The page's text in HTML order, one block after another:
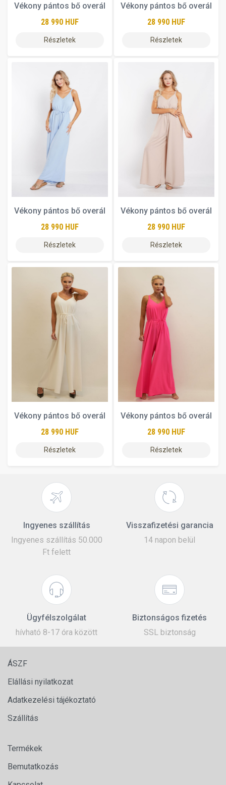
Vékony pántos bő overál
28 990 HUF
Részletek
Vékony pántos bő overál
28 990 HUF
Részletek
Vékony pántos bő overál
28 990 HUF
Részletek
Vékony pántos bő overál
28 990 HUF
Részletek
Vékony pántos bő overál
28 990 HUF
Részletek
Vékony pántos bő overál
28 990 HUF
Részletek
Ingyenes szállítás
Ingyenes szállítás 50.000
Ft felett
Visszafizetési garancia
14 napon belül
Ügyfélszolgálat
hívható 8-17 óra között
Biztonságos fizetés
SSL biztonság
ÁSZF
Elállási nyilatkozat
Adatkezelési tájékoztató
Szállítás
Termékek
Bemutatkozás